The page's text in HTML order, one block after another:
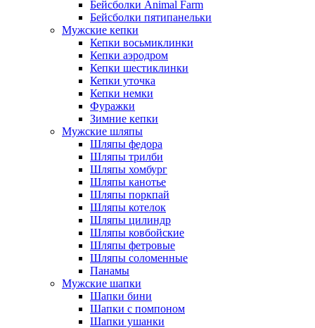
Бейсболки Animal Farm
Бейсболки пятипанельки
Мужские кепки
Кепки восьмиклинки
Кепки аэродром
Кепки шестиклинки
Кепки уточка
Кепки немки
Фуражки
Зимние кепки
Мужские шляпы
Шляпы федора
Шляпы трилби
Шляпы хомбург
Шляпы канотье
Шляпы поркпай
Шляпы котелок
Шляпы цилиндр
Шляпы ковбойские
Шляпы фетровые
Шляпы соломенные
Панамы
Мужские шапки
Шапки бини
Шапки с помпоном
Шапки ушанки